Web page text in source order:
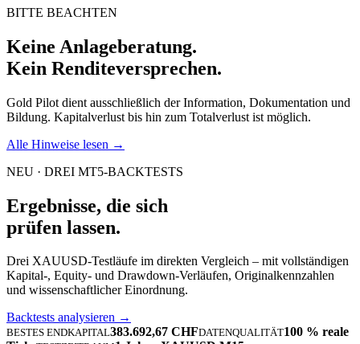
BITTE BEACHTEN
Keine Anlageberatung.
Kein Renditeversprechen.
Gold Pilot dient ausschließlich der Information, Dokumentation und
Bildung. Kapitalverlust bis hin zum Totalverlust ist möglich.
Alle Hinweise lesen →
NEU · DREI MT5-BACKTESTS
Ergebnisse, die sich
prüfen lassen.
Drei XAUUSD-Testläufe im direkten Vergleich – mit vollständigen
Kapital-, Equity- und Drawdown-Verläufen, Originalkennzahlen
und wissenschaftlicher Einordnung.
Backtests analysieren →
BESTES ENDKAPITAL383.692,67 CHFDATENQUALITÄT100 % reale